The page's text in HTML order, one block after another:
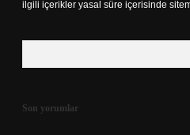
ilgili içerikler yasal süre içerisinde
Son yorumlar